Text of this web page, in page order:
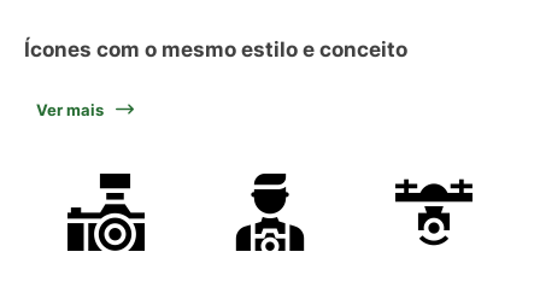
Ícones com o mesmo estilo e conceito
Ver mais